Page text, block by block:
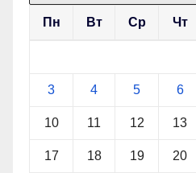
Пн Вт Ср Чт
3 4 5 6
10 11 12 13
17 18 19 20